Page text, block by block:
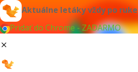
Aktuálne letáky vždy po ruke
Pridať do Chrome - ZADARMO